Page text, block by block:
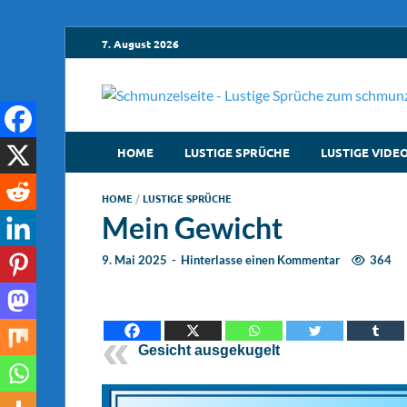
7. August 2026
HOME
LUSTIGE SPRÜCHE LUSTIGE
HOME /LUSTIGE SPRÜCHE
Mein Gewicht
9. Mai 2025 - Hinterlasse einen Kommentar 364
Gesicht ausgekugelt